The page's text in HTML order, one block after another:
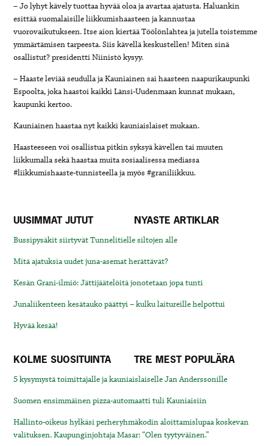
– Jo lyhyt kävely tuottaa hyvää oloa ja avartaa ajatusta. Haluankin
esittää suomalaisille liikkumishaasteen ja kannustaa
vuorovaikutukseen. Itse aion kiertää Töölönlahtea ja jutella toistemme
ymmärtämisen tarpeesta. Siis kävellä keskustellen! Miten sinä
osallistut? presidentti Niinistö kysyy.
– Haaste leviää seudulla ja Kauniainen sai haasteen naapurikaupunki
Espoolta, joka haastoi kaikki Länsi-Uudenmaan kunnat mukaan,
kaupunki kertoo.
Kauniainen haastaa nyt kaikki kauniaislaiset mukaan.
Haasteeseen voi osallistua pitkin syksyä kävellen tai muuten
liikkumalla sekä haastaa muita sosiaalisessa mediassa
#liikkumishaaste-tunnisteella ja myös #graniliikkuu.
UUSIMMAT JUTUT NYASTE ARTIKLAR
Bussipysäkit siirtyvät Tunnelitielle siltojen alle
Mitä ajatuksia uudet juna-asemat herättävät?
Kesän Grani-ilmiö: Jättijäätelöitä jonotetaan jopa tunti
Junaliikenteen kesätauko päättyi – kulku laitureille helpottui
Hyvää kesää!
KOLME SUOSITUINTA TRE MEST POPULÄRA
5 kysymystä toimittajalle ja kauniaislaiselle Jan Anderssonille
Suomen ensimmäinen pizza-automaatti tuli Kauniaisiin
Hallinto-oikeus hylkäsi perheryhmäkodin aloittamislupaa koskevan
valituksen. Kaupunginjohtaja Masar: “Olen tyytyväinen.”